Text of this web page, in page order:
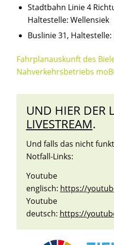
Stadtbahn Linie 4
Haltestelle: Wellensiek
Buslinie 31,
Fahrplanauskunft des
Nahverkehrsbetriebs
UND HIER DER
LIVESTREAM.
Und falls das nicht
Notfall-Links:
Youtube
englisch: https://
Youtube
deutsch: https://